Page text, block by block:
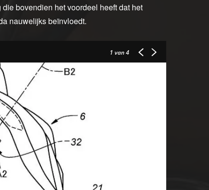
bovendien het voordeel heeft dat het
nauwelijks beïnvloedt.
1 van 4